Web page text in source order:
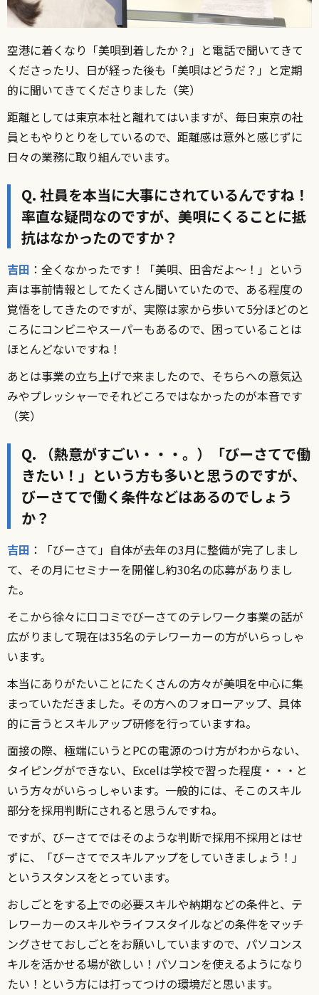
空港に着くなり「美唄到着したか？」と電話で聞いてきて
くださったリ、日が経った後も「美唄はどうだ？」と定期
的に聞いてきてくださりました（笑）
距離としては東京本社と離れてはいますが、毎日東京の社
員ともやりとりをしているので、距離感は意外と感じずに
日々の業務に取り組んでいます。
Q. 社員を本当に大事にされているんですね！
率直な疑問なのですが、美唄にくることに抵
抗はなかったのですか？
吉田 ：全くなかったです！「美唄、田舎だよ～！」という
声は事前情報としてたくさん聞いていたので、ある程度の
覚悟をしてきたのですが、実際は家から歩いて5分ほどのと
ころにコンビニやスーパーもあるので、困っていることは
ほとんどないですね！
あとは事業の立ち上げで来ましたので、そちらへの意気込
みやプレッシャーでそれどころではなかったのが本音です
（笑）
Q. （熱意がすごい・・・。）「びーさてで働
きたい！」という方も多いと思うのですが、
びーさてで働く条件などはあるのでしょう
か？
吉田 ：「びーさて」自体が去年の3月に整備が完了しまし
て、その月にセミナーを開催し約30名の応募がありまし
た。
そこから徐々に口コミでびーさてのテレワーク事業の話が
広がりまして現在は35名のテレワーカーの方がいらっしゃ
います。
本当にありがたいことにたくさんの方々が美唄を中心に集
まっていただきました。その方へのフォローアップ、具体
的に言うとスキルアップ研修を行っていますね。
面接の際、極端にいうとPCの電源のつけ方がわからない、
タイピングができない、Excelは学校で習った程度・・・と
いう方々がいらっしゃいます。一般的には、そこのスキル
部分を採用判断にされると思うんですね。
ですが、びーさてではそのような判断で採用不採用とはせ
ずに、「びーさてでスキルアップをしていきましょう！」
というスタンスをとっています。
おしごとをする上での必要スキルや納期などの条件と、テ
レワーカーのスキルやライフスタイルなどの条件をマッチ
ングさせておしごとをお願いしていますので、パソコンス
キルを活かせる場が欲しい！パソコンを使えるようになり
たい！という方には打ってつけの環境だと思います。